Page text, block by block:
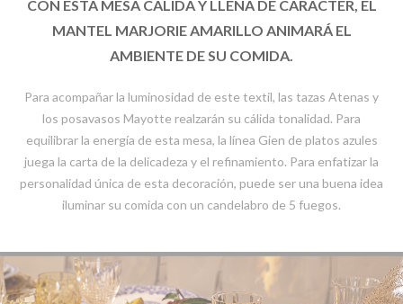
CON ESTA MESA CÁLIDA Y LLENA DE CARÁCTER, EL
MANTEL MARJORIE AMARILLO ANIMARÁ EL
AMBIENTE DE SU COMIDA.
Para acompañar la luminosidad de este textil, las tazas Atenas y
los posavasos Mayotte realzarán su cálida tonalidad. Para
equilibrar la energía de esta mesa, la línea Gien de platos azules
juega la carta de la delicadeza y el refinamiento. Para enfatizar la
personalidad única de esta decoración, puede ser una buena idea
iluminar su comida con un candelabro de 5 fuegos.